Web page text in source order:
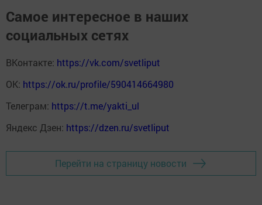
Самое интересное в наших
социальных сетях
ВКонтакте: https://vk.com/svetliput
ОК: https://ok.ru/profile/590414664980
Телеграм: https://t.me/yakti_ul
Яндекс Дзен: https://dzen.ru/svetliput
Перейти на страницу новости